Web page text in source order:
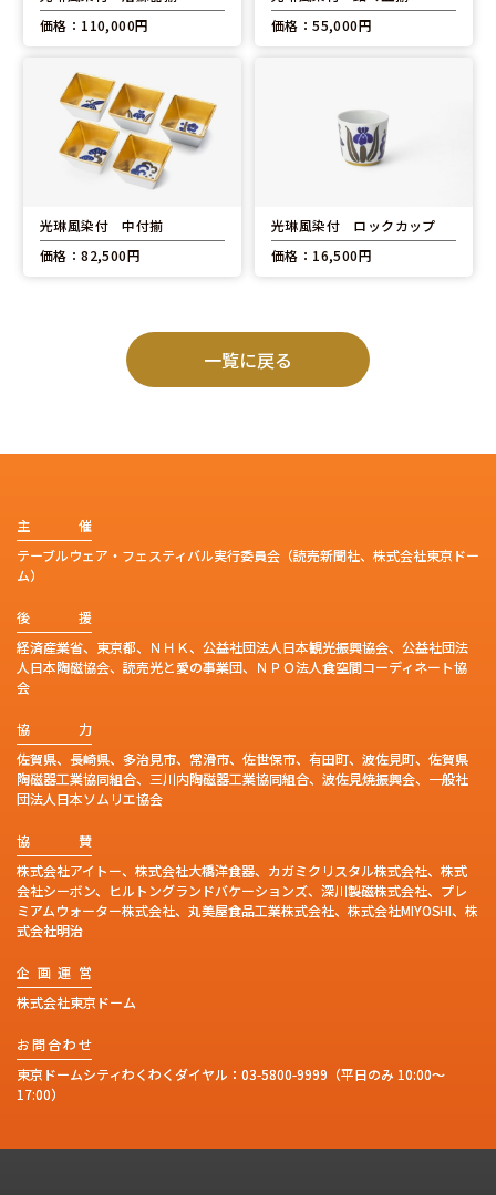
価格：110,000円
価格：55,000円
光琳風染付 中付揃
価格：82,500円
光琳風染付 ロックカップ
価格：16,500円
一覧に戻る
主
催
テーブルウェア・フェスティバル実行委員会（読売新聞社、株式会社東京ドー
ム）
後
援
経済産業省、東京都、ＮＨＫ、公益社団法人日本観光振興協会、公益社団法
人日本陶磁協会、読売光と愛の事業団、ＮＰＯ法人食空間コーディネート協
会
協
力
佐賀県、長崎県、多治見市、常滑市、佐世保市、有田町、波佐見町、佐賀県
陶磁器工業協同組合、三川内陶磁器工業協同組合、波佐見焼振興会、一般社
団法人日本ソムリエ協会
協
賛
株式会社アイトー、株式会社大橋洋食器、カガミクリスタル株式会社、株式
会社シーボン、ヒルトングランドバケーションズ、深川製磁株式会社、プレ
ミアムウォーター株式会社、丸美屋食品工業株式会社、株式会社MIYOSHI、株
式会社明治
企 画 運 営
株式会社東京ドーム
お問合わせ
東京ドームシティわくわくダイヤル： 03-5800-9999 （平日のみ 10:00～
17:00）